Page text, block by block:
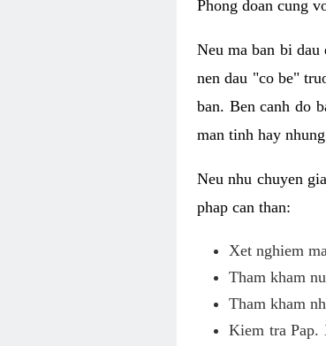
Phong doan cung
Neu ma ban bi dau
nen dau "co be"
ban. Ben canh do
man tinh hay
Neu nhu chuyen
phap can than:
Xet nghiem
Tham kham
Tham kham
Kiem tra Pap.